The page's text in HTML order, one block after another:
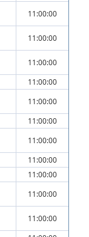
11:00:00
11:00:00
11:00:00
11:00:00
11:00:00
11:00:00
11:00:00
11:00:00
11:00:00
11:00:00
11:00:00